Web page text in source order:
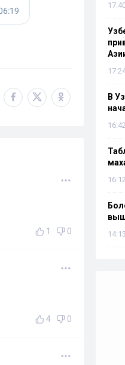
1 0
4 0
В